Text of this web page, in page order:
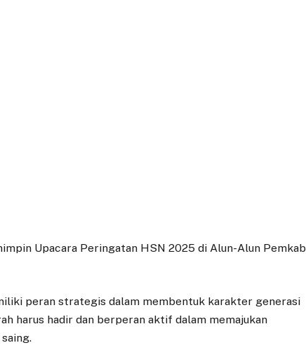
Upacara Peringatan HSN 2025 di Alun-Alun Pemkab
peran strategis dalam membentuk karakter generasi
harus hadir dan berperan aktif dalam memajukan